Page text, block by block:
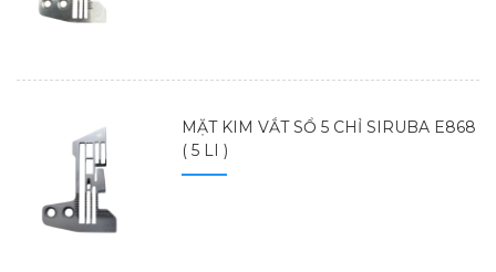
MẶT KIM VẮT SỔ 5 CHỈ SIRUBA E868
( 5 LI )